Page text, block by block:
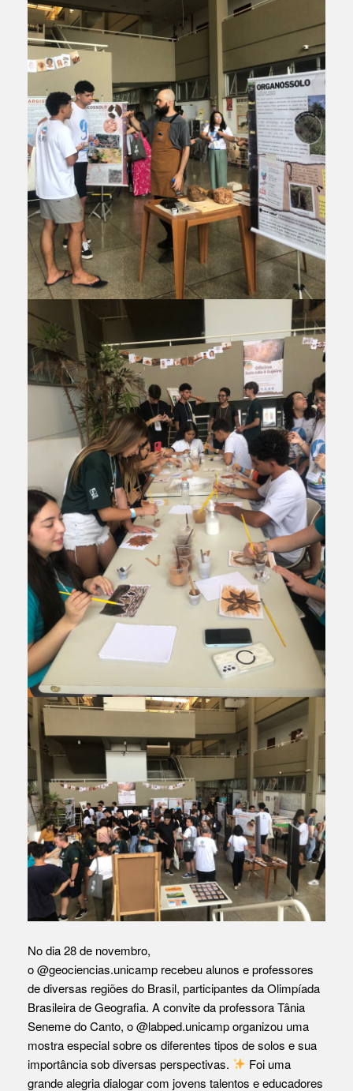
No dia 28 de novembro,
o@geociencias.unicamp recebeu alunos e professores
de diversas regiões do Brasil, participantes da Olimpíada
Brasileira de Geografia. A convite da professora Tânia
Seneme do Canto, o@labped.unicamporganizou uma
mostra especial sobre os diferentes tipos de solos e sua
importância sob diversas perspectivas.
Foi uma
grande alegria dialogar com jovens talentos e educadores